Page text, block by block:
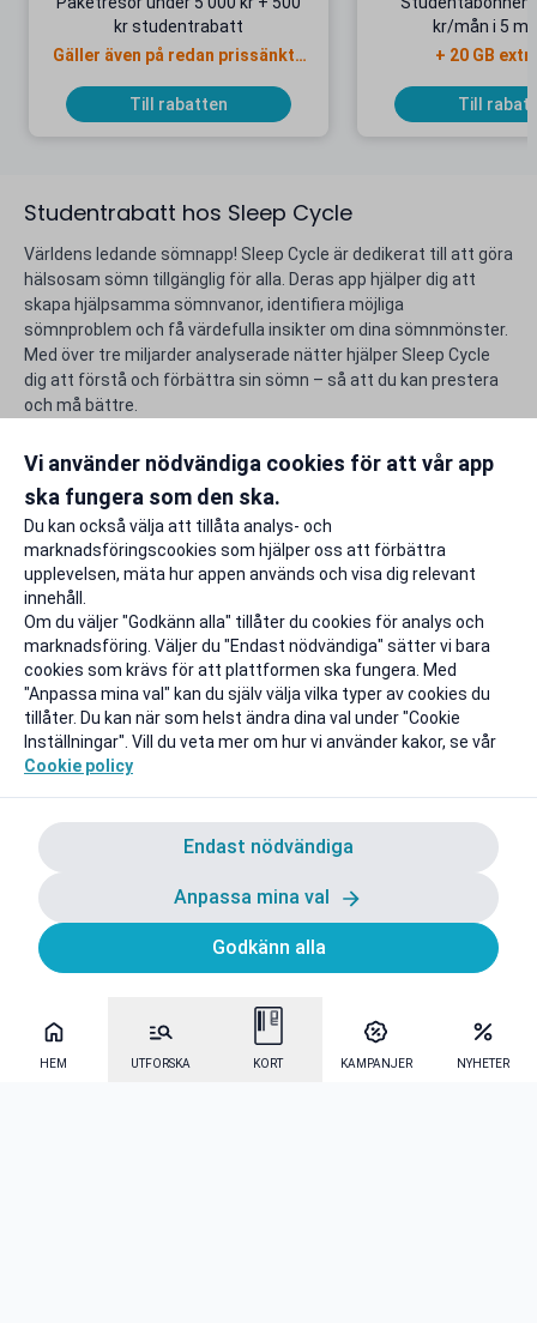
HEM UTFORSKA KORT KAMPANJER NYHETER
Studentrabatt hos Sleep Cycle
Världens ledande sömnapp! Sleep Cycle är dedikerat till att göra
hälsosam sömn tillgänglig för alla. Deras app hjälper dig att
skapa hjälpsamma sömnvanor, identifiera möjliga
sömnproblem och få värdefulla insikter om dina sömnmönster.
Med över tre miljarder analyserade nätter hjälper Sleep Cycle
dig att förstå och förbättra sin sömn – så att du kan prestera
och må bättre.
lite rikare.
Rapportera ett problem
kr studentrabatt
Gäller även på redan prissänkta
Till rabatten
kr/mån i 5
+ 20 GB
Till
Vi använder nödvändiga cookies för att vår app
ska fungera som den ska.
Du kan också välja att tillåta analys- och
marknadsföringscookies som hjälper oss att förbättra
upplevelsen, mäta hur appen används och visa dig relevant
innehåll.
Om du väljer "Godkänn alla" tillåter du cookies för analys och
marknadsföring. Väljer du "Endast nödvändiga" sätter vi bara
cookies som krävs för att plattformen ska fungera. Med
"Anpassa mina val" kan du själv välja vilka typer av cookies du
tillåter. Du kan när som helst ändra dina val under "Cookie
Inställningar". Vill du veta mer om hur vi använder kakor, se vår
Cookie policy
Endast nödvändiga
Anpassa mina val
Godkänn alla